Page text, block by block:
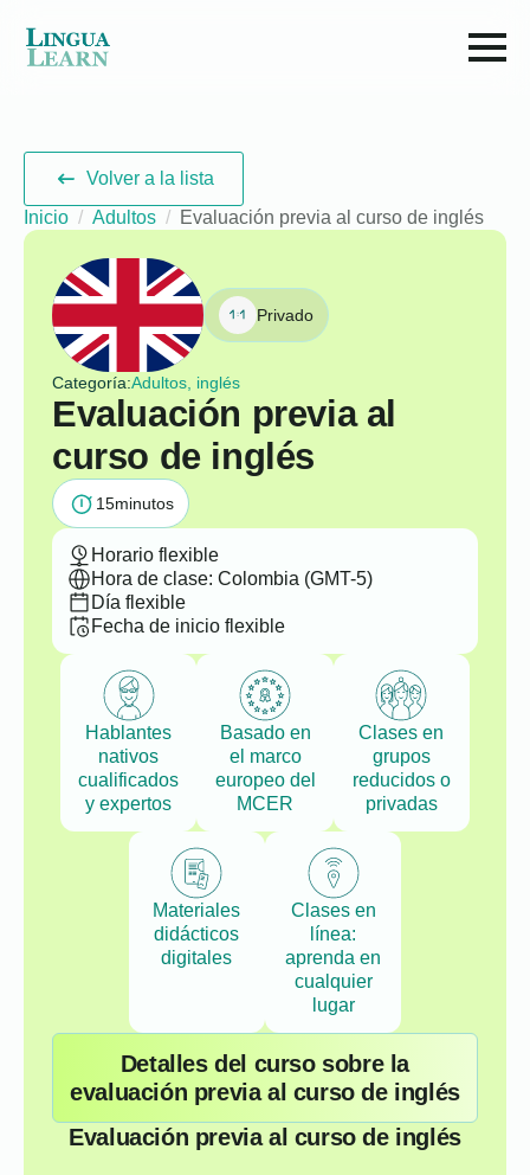
Volver a la lista
Inicio
Adultos Evaluación previa al curso de inglés
Privado
Categoría:Adultos, inglés
Evaluación previa al
curso de inglés
15minutos
Horario flexible
Hora de clase: Colombia (GMT-5)
Día flexible
Fecha de inicio flexible
Hablantes
nativos
cualificados
y expertos
Basado en
el marco
europeo del
MCER
Clases en
grupos
reducidos o
privadas
Materiales
didácticos
digitales
Clases en
línea:
aprenda en
cualquier
lugar
Detalles del curso sobre la
evaluación previa al curso de inglés
Evaluación previa al curso de inglés